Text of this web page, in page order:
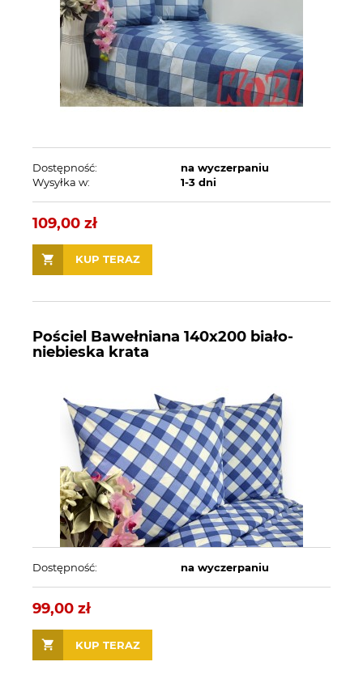
Dostępność:
na wyczerpaniu
Wysyłka w:
1-3 dni
109,00 zł
KUP TERAZ
Pościel Bawełniana 140x200 biało-
niebieska krata
Dostępność: na wyczerpaniu
99,00 zł
KUP TERAZ